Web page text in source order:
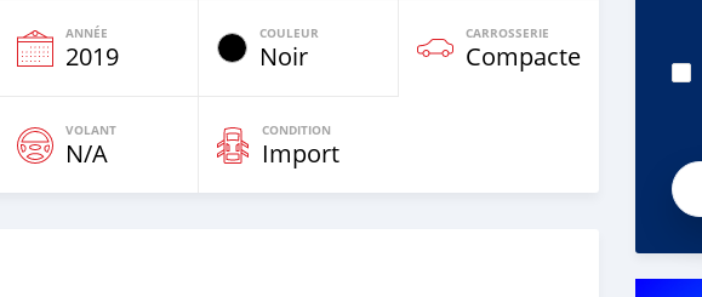
ANNÉE
2019
COULEUR
Noir
CARROSSERIE
Compacte
VOLANT
N/A
CONDITION
Import